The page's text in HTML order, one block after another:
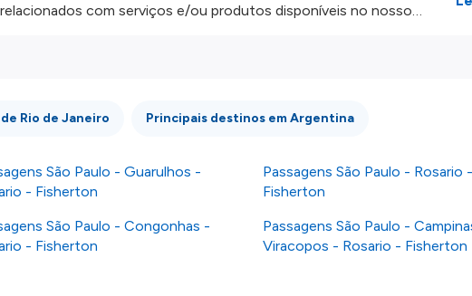
com serviços e/ou produtos disponíveis no nosso
Rio de Janeiro Principais destinos em Argentina
São Paulo - Guarulhos -
- Fisherton
Passagens São Paulo - Rosario -
Fisherton
São Paulo - Congonhas -
- Fisherton
Passagens São Paulo -
Viracopos - Rosario - Fisherton